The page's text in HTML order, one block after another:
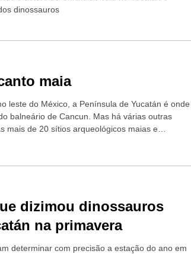
dinossauros
maia
leste do México, a Península de Yucatán é onde
balneário de Cancun. Mas há várias outras
mais de 20 sítios arqueológicos maias e
dizimou dinossauros
na primavera
determinar com precisão a estação do ano em